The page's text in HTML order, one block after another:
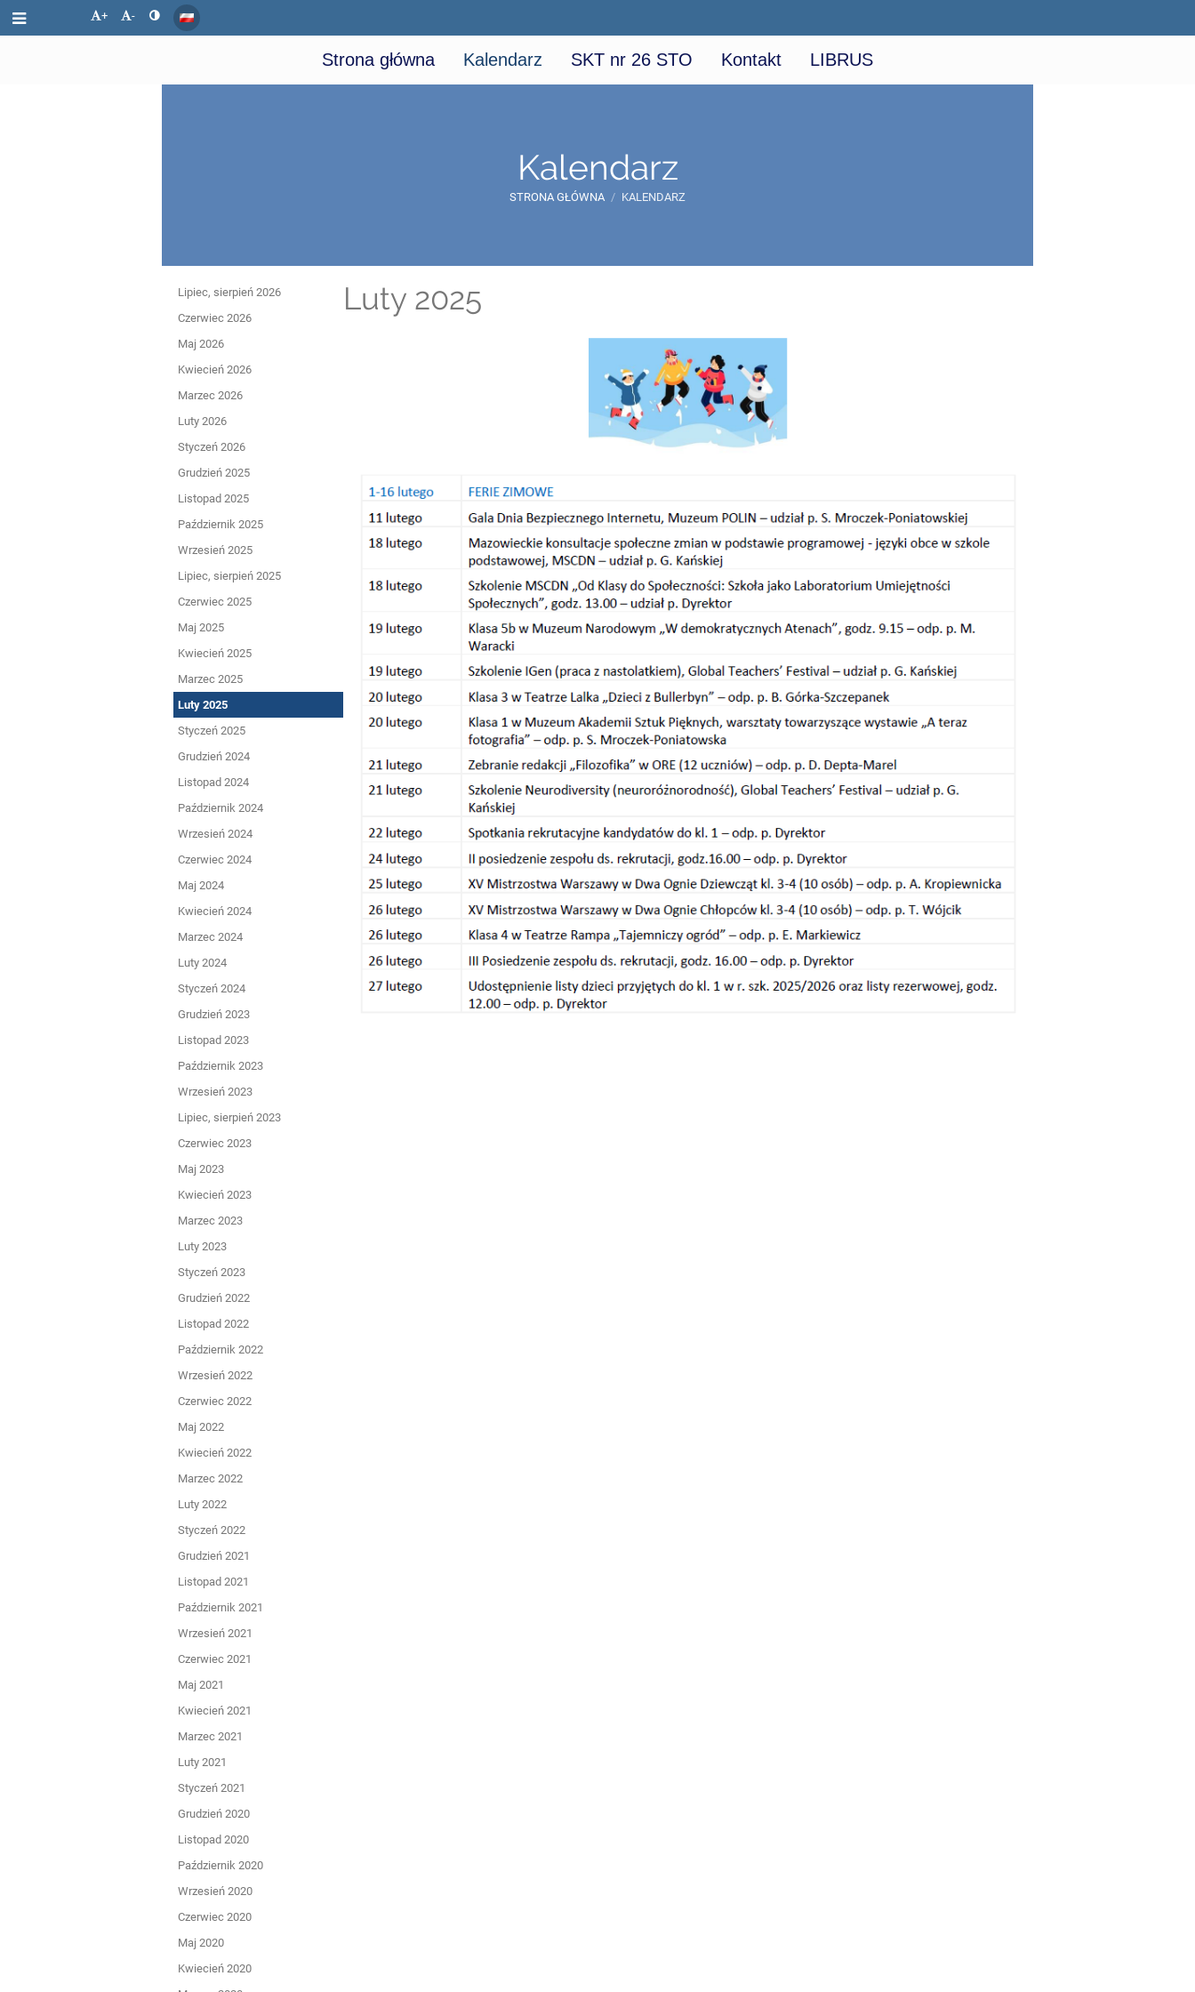
+ -
Strona główna Kalendarz SKT nr 26 STO Kontakt LIBRUS
Kalendarz
STRONA GŁÓWNA / KALENDARZ
Kalendarz
Lipiec, sierpień 2026
Czerwiec 2026
Maj 2026
Kwiecień 2026
Marzec 2026
Luty 2026
Styczeń 2026
Grudzień 2025
Listopad 2025
Październik 2025
Wrzesień 2025
Lipiec, sierpień 2025
Czerwiec 2025
Maj 2025
Kwiecień 2025
Marzec 2025
Luty 2025
Styczeń 2025
Grudzień 2024
Listopad 2024
Październik 2024
Wrzesień 2024
Czerwiec 2024
Maj 2024
Kwiecień 2024
Marzec 2024
Luty 2024
Styczeń 2024
Grudzień 2023
Listopad 2023
Październik 2023
Wrzesień 2023
Lipiec, sierpień 2023
Czerwiec 2023
Maj 2023
Kwiecień 2023
Marzec 2023
Luty 2023
Styczeń 2023
Grudzień 2022
Listopad 2022
Październik 2022
Wrzesień 2022
Czerwiec 2022
Maj 2022
Kwiecień 2022
Marzec 2022
Luty 2022
Styczeń 2022
Grudzień 2021
Listopad 2021
Październik 2021
Wrzesień 2021
Czerwiec 2021
Maj 2021
Kwiecień 2021
Marzec 2021
Luty 2021
Styczeń 2021
Grudzień 2020
Listopad 2020
Październik 2020
Wrzesień 2020
Czerwiec 2020
Maj 2020
Kwiecień 2020
Luty 2025